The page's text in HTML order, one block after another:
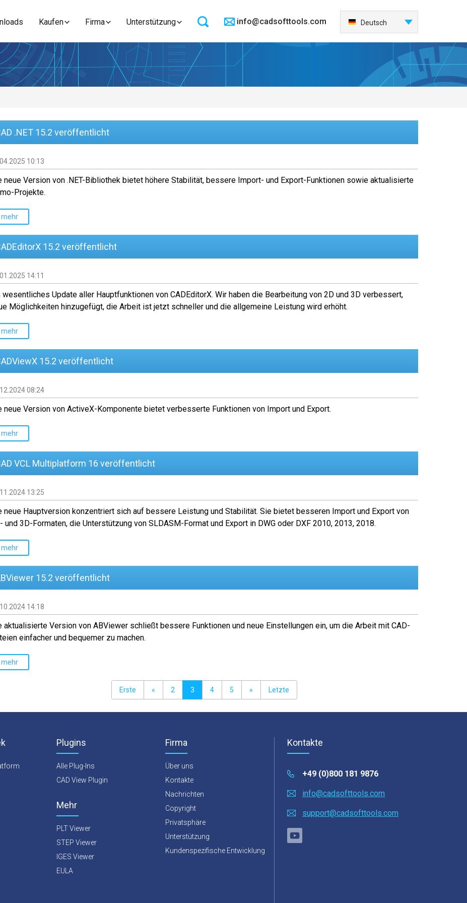
Kaufen Firma Unterstützung info@cadsofttools.com Deutsch
日本語
Español
Português
.NET 15.2 veröffentlicht
10:13
neue Version von .NET-Bibliothek bietet höhere Stabilität, bessere Import- und Export-Funktionen sowie aktualisierte
Projekte.
mehr
15.2 veröffentlicht
14:11
wesentliches Update aller Hauptfunktionen von CADEditorX. Wir haben die Bearbeitung von 2D und 3D verbessert,
Möglichkeiten hinzugefügt, die Arbeit ist jetzt schneller und die allgemeine Leistung wird erhöht.
mehr
15.2 veröffentlicht
08:24
neue Version von ActiveX-Komponente bietet verbesserte Funktionen von Import und Export.
mehr
VCL Multiplatform 16 veröffentlicht
13:25
neue Hauptversion konzentriert sich auf bessere Leistung und Stabilität. Sie bietet besseren Import und Export von
und 3D-Formaten, die Unterstützung von SLDASM-Format und Export in DWG oder DXF 2010, 2013, 2018.
mehr
15.2 veröffentlicht
14:18
aktualisierte Version von ABViewer schließt bessere Funktionen und neue Einstellungen ein, um die Arbeit mit CAD-
einfacher und bequemer zu machen.
mehr
Erste « 2 3 4 5 » Letzte
Plugins
Alle Plug-Ins
CAD View Plugin
Mehr
PLT Viewer
STEP Viewer
IGES Viewer
EULA
Firma
Über uns
Kontakte
Nachrichten
Copyright
Privatsphäre
Unterstützung
Kundenspezifische Entwicklung
Kontakte
+49 (0)800 181 9876
info@cadsofttools.com
support@cadsofttools.com